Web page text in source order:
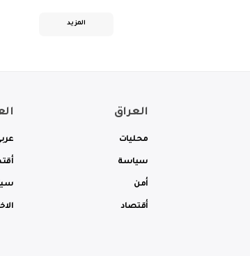
المزيد
العراق
محليات
سياسة
أمن
أقتصاد